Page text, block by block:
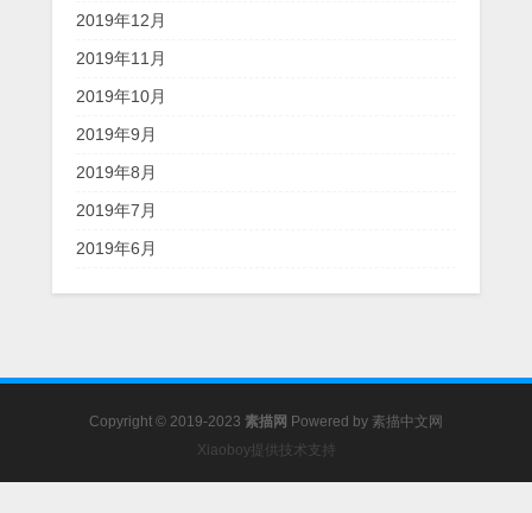
2019年12月
2019年11月
2019年10月
2019年9月
2019年8月
2019年7月
2019年6月
Copyright © 2019-2023 素描网 Powered by 素描中文网
Xiaoboy提供技术支持